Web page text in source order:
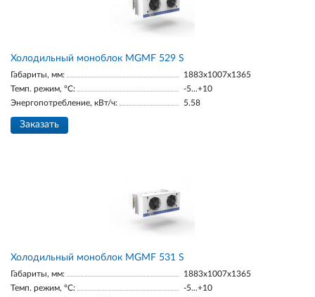
Холодильный моноблок MGМF 529 S
Габариты, мм:
1883х1007х1365
Темп. режим, °С:
-5...+10
Энергопотребление, кВт/ч:
5.58
Заказать
Холодильный моноблок MGМF 531 S
Габариты, мм:
1883х1007х1365
Темп. режим, °С:
-5...+10